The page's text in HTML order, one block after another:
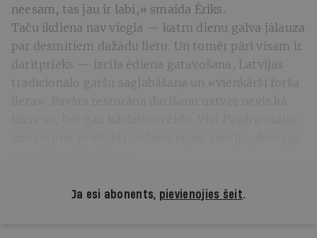
neesam, tas jau ir labi,» smaida Ēriks.
Taču ikdiena nav viegla — katru dienu galva jālauza
par desmitiem dažādu lietu. Un tomēr pāri visam ir
darītprieks — izcila ēdiena gatavošana, Latvijas
tradicionālo garšu saglabāšana un «vienkārši forša
Ja esi abonents, pievienojies šeit.